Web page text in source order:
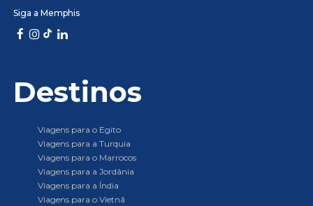
Siga a Memphis
Destinos
Viagens para o Egito
Viagens para a Turquia
Viagens para o Marrocos
Viagens para a Jordânia
Viagens para a Índia
Viagens para o Vietnã